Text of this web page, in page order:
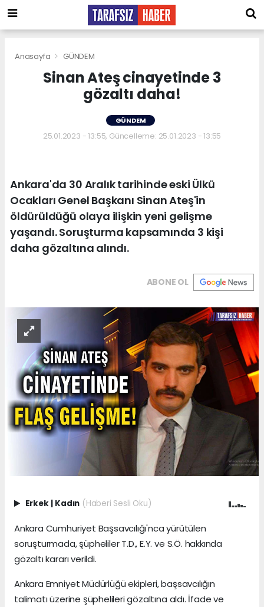
Anasayfa GÜNDEM
Sinan Ateş cinayetinde 3
gözaltı daha!
GÜNDEM
25.01.2023 - 13:55, Güncelleme: 25.01.2023 - 13:55
Ankara'da 30 Aralık tarihinde eski Ülkü
Ocakları Genel Başkanı Sinan Ateş'in
öldürüldüğü olaya ilişkin yeni gelişme
yaşandı. Soruşturma kapsamında 3 kişi
daha gözaltına alındı.
ABONE OL
Erkek Kadın (Haberi Sesli Oku)
Ankara Cumhuriyet Başsavcılığı'nca yürütülen
soruşturmada, şüpheliler T.D., E.Y. ve S.Ö. hakkında
gözaltı kararı verildi.
Ankara Emniyet Müdürlüğü ekipleri, başsavcılığın
talimatı üzerine şüphelileri gözaltına aldı. İfade ve